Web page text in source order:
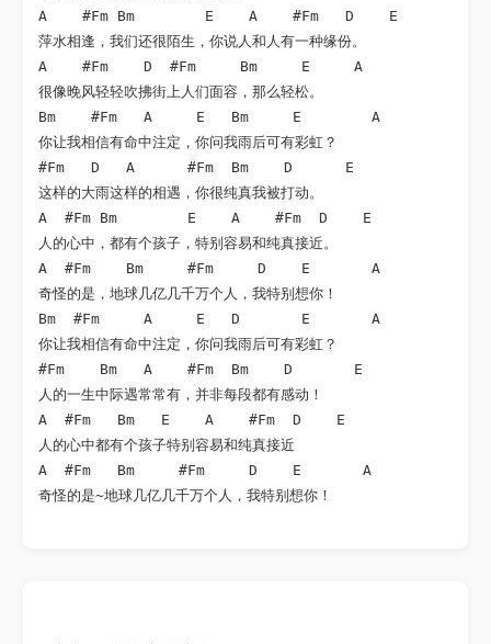
A    #Fm Bm        E    A    #Fm   D    E
萍水相逢，我们还很陌生，你说人和人有一种缘份。
A    #Fm    D  #Fm     Bm     E     A
很像晚风轻轻吹拂街上人们面容，那么轻松。
Bm    #Fm   A     E   Bm     E        A
你让我相信有命中注定，你问我雨后可有彩虹？
#Fm   D   A      #Fm  Bm    D      E
这样的大雨这样的相遇，你很纯真我被打动。
A  #Fm Bm        E    A    #Fm  D    E
人的心中，都有个孩子，特别容易和纯真接近。
A  #Fm    Bm     #Fm     D    E       A
奇怪的是，地球几亿几千万个人，我特别想你！
Bm  #Fm     A     E   D       E       A
你让我相信有命中注定，你问我雨后可有彩虹？
#Fm    Bm   A    #Fm  Bm    D       E
人的一生中际遇常常有，并非每段都有感动！
A  #Fm   Bm   E    A    #Fm  D    E
人的心中都有个孩子特别容易和纯真接近
A  #Fm   Bm     #Fm     D    E       A
奇怪的是~地球几亿几千万个人，我特别想你！